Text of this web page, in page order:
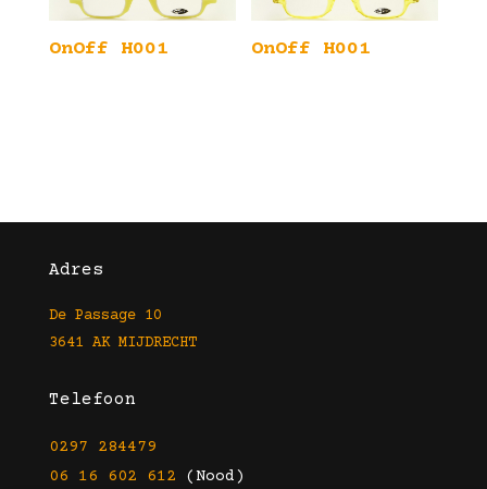
OnOff H001 OnOff H001
Adres
De Passage 10
3641 AK MIJDRECHT
Telefoon
0297 284479
06 16 602 612 (Nood)